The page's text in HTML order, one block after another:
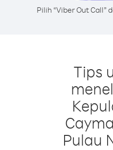
Pilih “Viber Out Call”
Tips
Pulau